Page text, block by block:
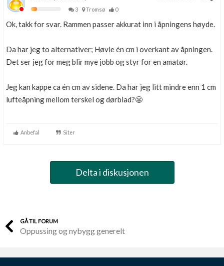
3
Tromsø 0
Ok, takk for svar. Rammen passer akkurat inn i åpningens høyde.
Da har jeg to alternativer; Høvle én cm i overkant av åpningen.
Det ser jeg for meg blir mye jobb og styr for en amatør.
Jeg kan kappe ca én cm av sidene. Da har jeg litt mindre enn 1 cm
lufteåpning mellom terskel og dørblad?😬
Anbefal Siter
Delta i diskusjonen
GÅ TIL FORUM
Oppussing og nybygg generelt